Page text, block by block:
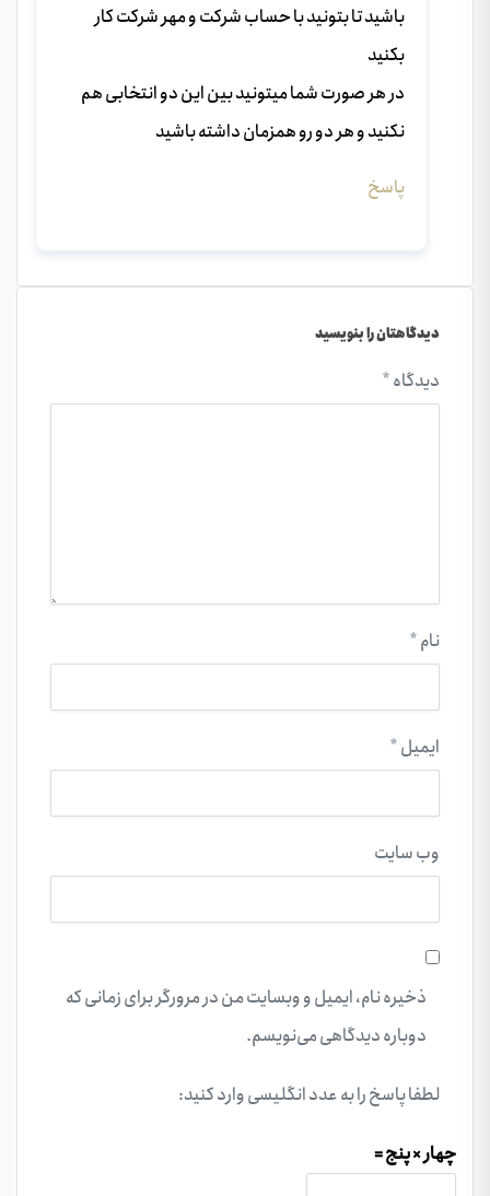
باشید تا بتونید با حساب شرکت و مهر شرکت کار
بکنید
در هر صورت شما میتونید بین این دو انتخابی هم
نکنید و هر دو رو همزمان داشته باشید
پاسخ
دیدگاهتان را بنویسید
دیدگاه*
نام*
ایمیل*
وب‌ سایت
ذخیره نام، ایمیل و وبسایت من در مرورگر برای زمانی که
دوباره دیدگاهی می‌نویسم.
لطفا پاسخ را به عدد انگلیسی وارد کنید:
چهار × پنج =